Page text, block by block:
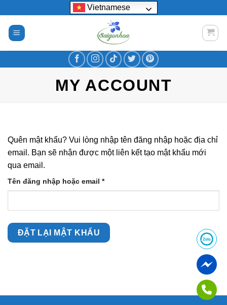
nội
dung
Vietnamese
MY ACCOUNT
Quên mật khẩu? Vui lòng nhập tên đăng nhập hoặc địa chỉ
email. Bạn sẽ nhận được một liên kết tạo mật khẩu mới
qua email.
Tên đăng nhập hoặc email *Bắt
buộc
ĐẶT LẠI MẬT KHẨU